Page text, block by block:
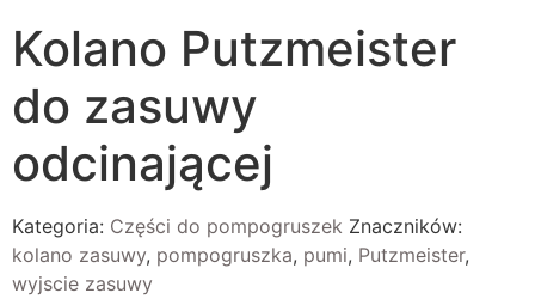
Kolano Putzmeister
do zasuwy
odcinającej
Kategoria: Części do pompogruszek Znaczników:
kolano zasuwy, pompogruszka, pumi, Putzmeister,
wyjscie zasuwy